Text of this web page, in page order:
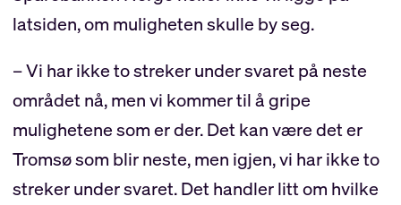
latsiden, om muligheten skulle by seg.
– Vi har ikke to streker under svaret på neste
området nå, men vi kommer til å gripe
mulighetene som er der. Det kan være det er
Tromsø som blir neste, men igjen, vi har ikke to
streker under svaret. Det handler litt om hvilke